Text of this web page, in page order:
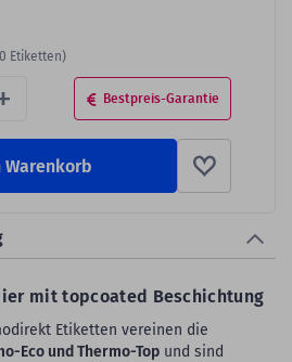
Bestpreis-Garantie
Etiketten)
Warenkorb
mit topcoated Beschichtung
Etiketten vereinen die
Eco und Thermo-Top und sind